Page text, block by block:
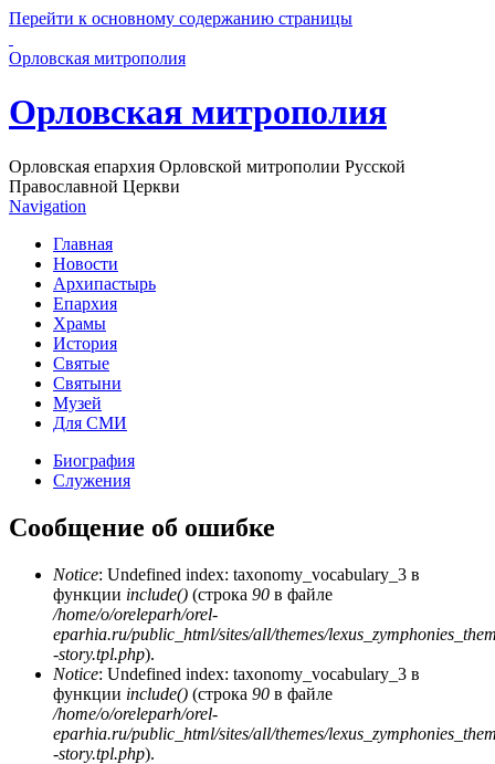
Перейти к основному содержанию страницы
Орловская митрополия
Орловская митрополия
Орловская епархия Орловской митрополии Русской
Православной Церкви
Navigation
Главная
Новости
Архипастырь
Епархия
Храмы
История
Святые
Святыни
Музей
Для СМИ
Биография
Служения
Сообщение об ошибке
Notice: Undefined index: taxonomy_vocabulary_3 в
функции include() (строка 90 в файле
/home/o/oreleparh/orel-
eparhia.ru/public_html/sites/all/themes/
-story.tpl.php).
Notice: Undefined index: taxonomy_vocabulary_3 в
функции include() (строка 90 в файле
/home/o/oreleparh/orel-
eparhia.ru/public_html/sites/all/themes/
-story.tpl.php).